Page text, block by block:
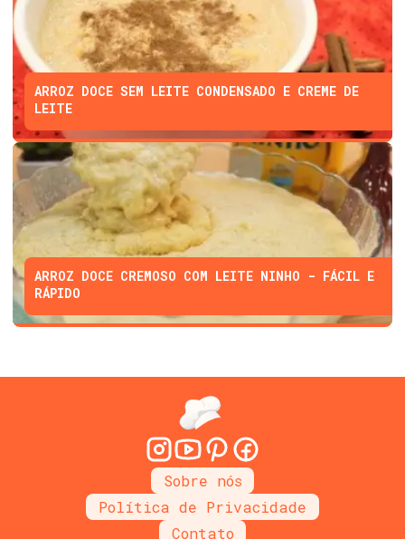
ARROZ DOCE SEM LEITE CONDENSADO E CREME DE
LEITE
ARROZ DOCE CREMOSO COM LEITE NINHO - FÁCIL E
RÁPIDO
Sobre nós
Política de Privacidade
Contato